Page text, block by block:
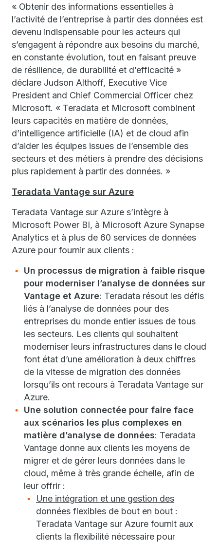
« Obtenir des informations essentielles à
l’activité de l’entreprise à partir des données est
devenu indispensable pour les acteurs qui
s’engagent à répondre aux besoins du marché,
en constante évolution, tout en faisant preuve
de résilience, de durabilité et d’efficacité »
déclare Judson Althoff, Executive Vice
President and Chief Commercial Officer chez
Microsoft. « Teradata et Microsoft combinent
leurs capacités en matière de données,
d’intelligence artificielle (IA) et de cloud afin
d’aider les équipes issues de l’ensemble des
secteurs et des métiers à prendre des décisions
plus rapidement à partir des données. »
Teradata Vantage sur Azure
Teradata Vantage sur Azure s’intègre à
Microsoft Power BI, à Microsoft Azure Synapse
Analytics et à plus de 60 services de données
Azure pour fournir aux clients :
Un processus de migration à faible risque
pour moderniser l’analyse de données sur
Vantage et Azure: Teradata résout les défis
liés à l’analyse de données pour des
entreprises du monde entier issues de tous
les secteurs. Les clients qui souhaitent
moderniser leurs infrastructures dans le cloud
font état d’une amélioration à deux chiffres
de la vitesse de migration des données
lorsqu’ils ont recours à Teradata Vantage sur
Azure.
Une solution connectée pour faire face
aux scénarios les plus complexes en
matière d’analyse de données: Teradata
Vantage donne aux clients les moyens de
migrer et de gérer leurs données dans le
cloud, même à très grande échelle, afin de
leur offrir :
Une intégration et une gestion des
données flexibles de bout en bout :
Teradata Vantage sur Azure fournit aux
clients la flexibilité nécessaire pour